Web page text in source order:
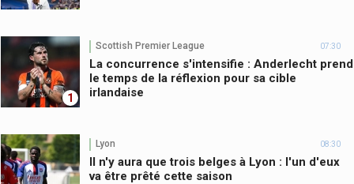
1
Scottish Premier League 07:30
La concurrence s'intensifie : Anderlecht prend
le temps de la réflexion pour sa cible
irlandaise
Lyon 08:30
Il n'y aura que trois belges à Lyon : l'un d'eux
va être prêté cette saison